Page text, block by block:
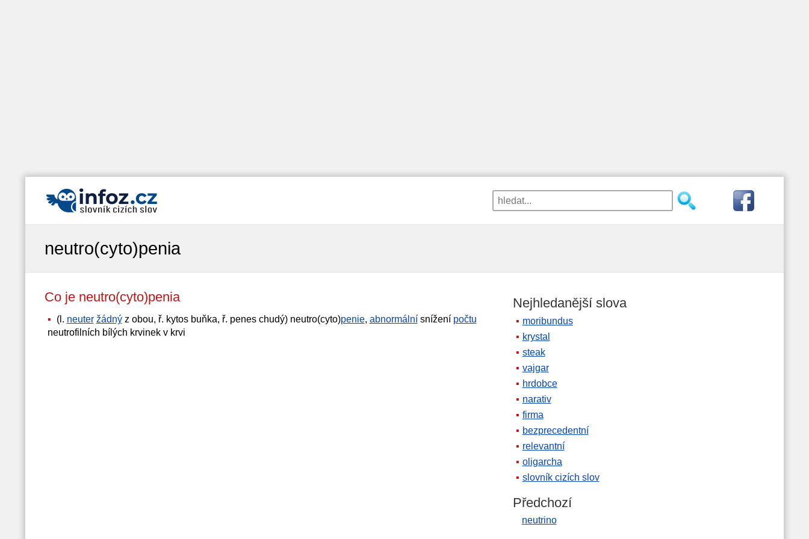
neutro(cyto)penia
Co je neutro(cyto)penia
(l. neuter žádnýz obou, ř. kytos buňka, ř. penes chudý) neutro(cyto)penie, abnormálnísnížení počtu
neutrofilních bílých krvinek v krvi
Nejhledanější slova
moribundus
krystal
steak
vajgar
hrdobce
narativ
firma
bezprecedentní
relevantní
oligarcha
slovník cizích slov
Předchozí
neutrino